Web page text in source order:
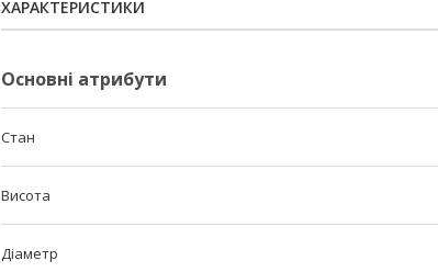
ХАРАКТЕРИСТИКИ
Основні атрибути
Стан
Висота
Діаметр